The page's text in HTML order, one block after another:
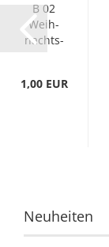
B 02
Weih­
nachts­
024 **
1,00 EUR
Neuheiten